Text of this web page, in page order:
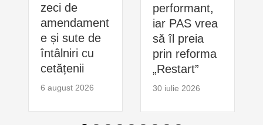
zeci de
amendament
e și sute de
întâlniri cu
cetățenii
6 august 2026
performant,
iar PAS vrea
să îl preia
prin reforma
„Restart”
30 iulie 2026